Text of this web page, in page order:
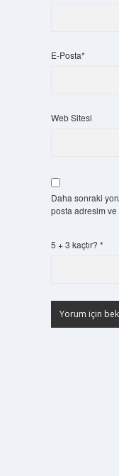
E-Posta*
Web Sitesi
Daha sonraki
posta adresim ve
5 + 3 kaçtır? *